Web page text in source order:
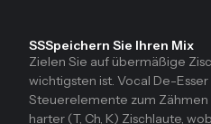
SSSpeichern Sie Ihren Mix
Zielen Sie auf übermäßige
wichtigsten ist. Vocal De-
Steuerelemente zum Zähmen
harter (T, Ch, K) Zischlaute,